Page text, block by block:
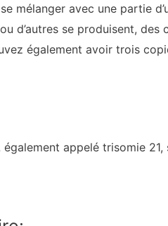
mélanger avec une partie
ou d’autres se produisent,
également avoir trois
appelé trisomie